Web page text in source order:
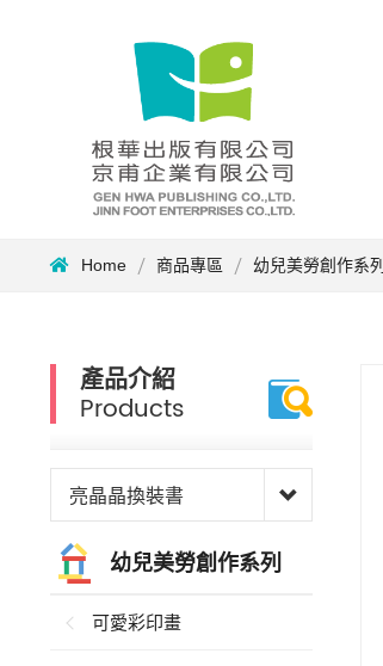
Home 商品專區 幼兒美勞創作系列
產品介紹
Products
亮晶晶換裝書
幼兒美勞創作系列
可愛彩印畫